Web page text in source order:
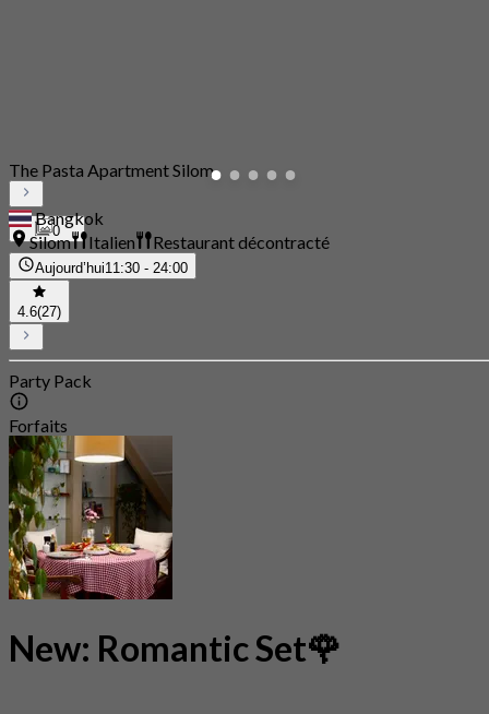
0
The Pasta Apartment Silom
Bangkok
Silom
Italien Restaurant décontracté
Aujourd’hui11:30 - 24:00
4.6(27)
Party Pack
Forfaits
New: Romantic Set🌹